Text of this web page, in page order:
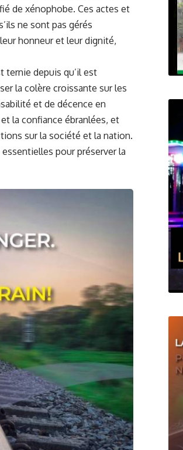
de xénophobe. Ces actes et
ne sont pas gérés
honneur et leur dignité,
ternie depuis qu’il est
la colère croissante sur les
et de décence en
la confiance ébranlées, et
sur la société et la nation.
pour préserver la